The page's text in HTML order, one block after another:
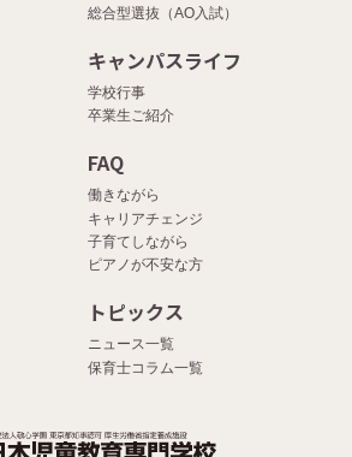
総合型選抜（AO入試）
キャンパスライフ
学校行事
卒業生ご紹介
FAQ
働きながら
キャリアチェンジ
子育てしながら
ピアノが不安な方
トピックス
ニュース一覧
保育士コラム一覧